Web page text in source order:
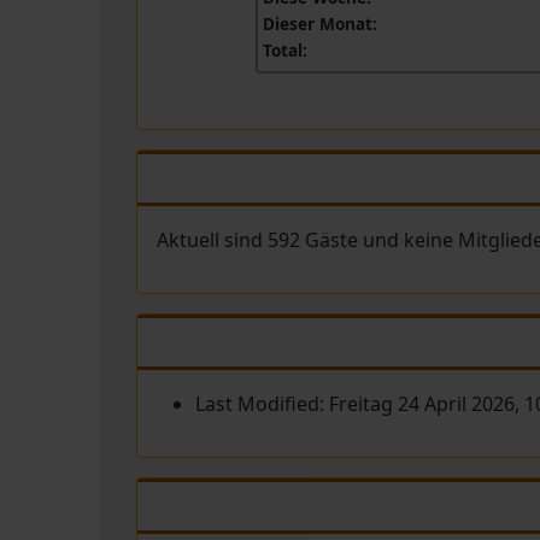
Dieser Monat:
Total:
Aktuell sind 592 Gäste und keine
Last Modified: Freitag 24 April 2026,